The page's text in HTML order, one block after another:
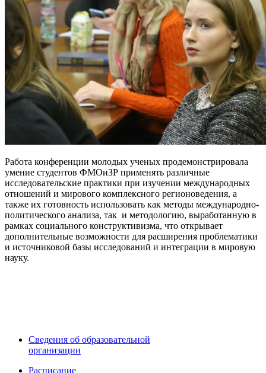
Работа конференции молодых ученых продемонстрировала
умение студентов ФМОиЗР применять различные
исследовательские практики при изучении международных
отношений и мирового комплексного регионоведения, а
также их готовность использовать как методы международно-
политического анализа, так и методологию, выработанную в
рамках социального конструктивизма, что открывает
дополнительные возможности для расширения проблематики
и источниковой базы исследований и интеграции в мировую
науку.
Сведения об образовательной
организации
Расписание